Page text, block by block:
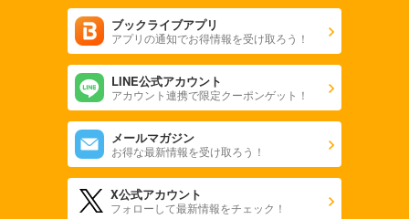
ブックライブアプリ
アプリの通知でお得情報を受け取ろう！
LINE公式アカウント
アカウント連携で限定クーポンゲット！
メールマガジン
お得な最新情報を受け取ろう！
X公式アカウント
フォローして最新情報をチェック！